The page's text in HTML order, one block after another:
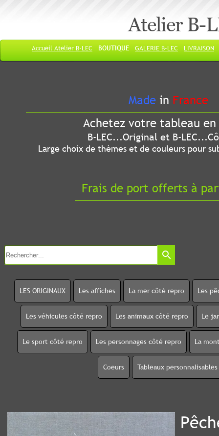
Atelier B-
Accueil Atelier B-LEC BOUTIQUE GALERIE B-LEC LIVRAISON
Made in France
Achetez votre tableau
B-LEC...Original et B-
Large choix de thèmes et de couleurs pour
Frais de port offerts à
search
LES ORIGINAUX Les affiches La mer côté repro Les
Les véhicules côté repro Les animaux côté repro Le
Le sport côté repro Les personnages côté repro La
Coeurs Tableaux personnalisables